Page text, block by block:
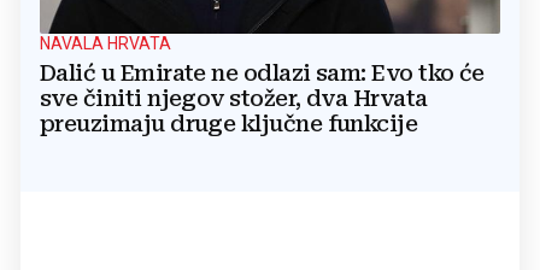
NAVALA HRVATA
Dalić u Emirate ne odlazi sam: Evo tko će
sve činiti njegov stožer, dva Hrvata
preuzimaju druge ključne funkcije